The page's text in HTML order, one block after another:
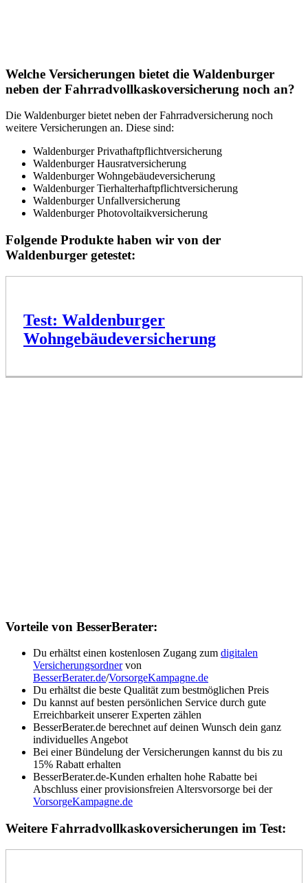
Welche Versicherungen bietet die Waldenburger
neben der Fahrradvollkaskoversicherung noch an?
Die Waldenburger bietet neben der Fahrradversicherung noch
weitere Versicherungen an. Diese sind:
Waldenburger Privathaftpflichtversicherung
Waldenburger Hausratversicherung
Waldenburger Wohngebäudeversicherung
Waldenburger Tierhalterhaftpflichtversicherung
Waldenburger Unfallversicherung
Waldenburger Photovoltaikversicherung
Folgende Produkte haben wir von der
Waldenburger getestet:
Test: Waldenburger
Wohngebäudeversicherung
Vorteile von BesserBerater:
Du erhältst einen kostenlosen Zugang zum digitalen
Versicherungsordnervon
BesserBerater.de/VorsorgeKampagne.de
Du erhältst die beste Qualität zum bestmöglichen Preis
Du kannst auf besten persönlichen Service durch gute
Erreichbarkeit unserer Experten zählen
BesserBerater.de berechnet auf deinen Wunsch dein ganz
individuelles Angebot
Bei einer Bündelung der Versicherungen kannst du bis zu
15% Rabatt erhalten
BesserBerater.de-Kunden erhalten hohe Rabatte bei
Abschluss einer provisionsfreien Altersvorsorge bei der
VorsorgeKampagne.de
Weitere Fahrradvollkaskoversicherungen im Test: